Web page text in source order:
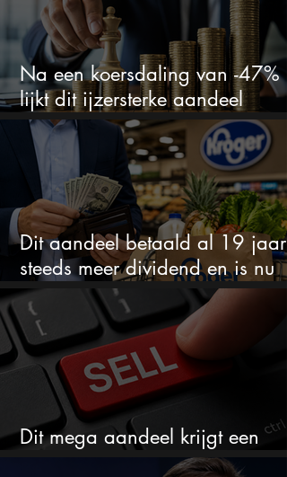
Na een koersdaling van -47%
lijkt dit ijzersterke aandeel
aantrekkelijker dan ooit
Dit aandeel betaald al 19 jaar
steeds meer dividend en is nu
goedkoop
Dit mega aandeel krijgt een
zeldzaam verkoopadvies